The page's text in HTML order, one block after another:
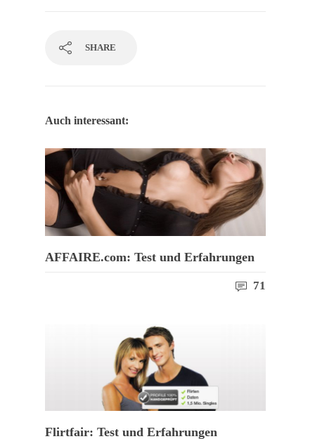
SHARE
Auch interessant:
AFFAIRE.com: Test und Erfahrungen
71
Flirtfair: Test und Erfahrungen